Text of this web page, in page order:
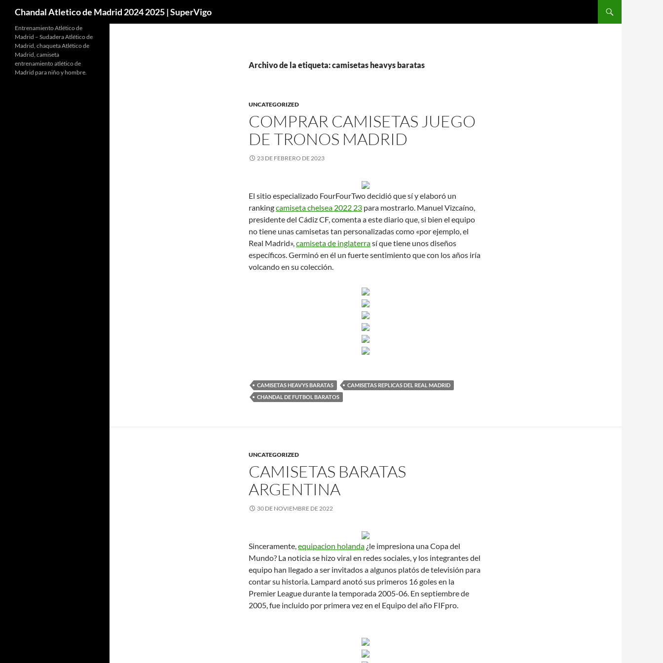
Chandal Atletico de Madrid 2024 2025 | SuperVigo
Archivo de la etiqueta: camisetas heavys baratas
UNCATEGORIZED
COMPRAR CAMISETAS JUEGO
DE TRONOS MADRID
23 DE FEBRERO DE 2023
El sitio especializado FourFourTwo decidió que sí y elaboró un
rankingcamiseta chelsea 2022 23 para mostrarlo. Manuel Vizcaíno,
presidente del Cádiz CF, comenta a este diario que, si bien el equipo
no tiene unas camisetas tan personalizadas como «por ejemplo, el
Real Madrid»,camiseta de inglaterrasí que tiene unos diseños
específicos. Germinó en él un fuerte sentimiento que con los años iría
volcando en su colección.
CAMISETAS HEAVYS BARATAS
CAMISETAS REPLICAS DEL REAL MADRID
CHANDAL DE FUTBOL BARATOS
UNCATEGORIZED
CAMISETAS BARATAS
ARGENTINA
30 DE NOVIEMBRE DE 2022
Sinceramente,equipacion holanda ¿le impresiona una Copa del
Mundo? La noticia se hizo viral en redes sociales, y los integrantes del
equipo han llegado a ser invitados a algunos platós de televisión para
contar su historia. Lampard anotó sus primeros 16 goles en la
Premier League durante la temporada 2005-06. En septiembre de
2005, fue incluido por primera vez en el Equipo del año FIFpro.
Entrenamiento Atlético de
Madrid – Sudadera Atlético de
Madrid, chaqueta Atlético de
Madrid, camiseta
entrenamiento atlético de
Madrid para niño y hombre.